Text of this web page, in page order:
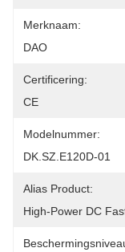
Merknaam:
DAO
Certificering:
CE
Modelnummer:
DK.SZ.E120D-01
Alias Product:
High-Power DC